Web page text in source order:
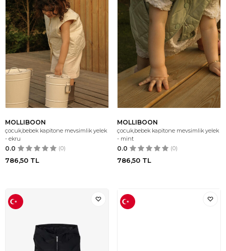
MOLLIBOON
çocuk,bebek kapitone mevsimlik yelek
- ekru
0.0 (0)
786,50 TL
MOLLIBOON
çocuk,bebek kapitone mevsimlik yelek
- mint
0.0 (0)
786,50 TL